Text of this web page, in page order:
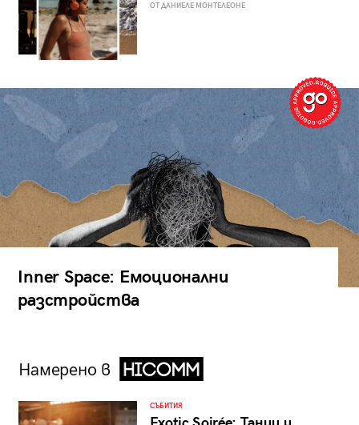
ОТ ДАНИЕЛЕ МОНТЕЛЕОНЕ
Inner Space: Емоционални
разстройства
Намерено в
СЪБИТИЯ